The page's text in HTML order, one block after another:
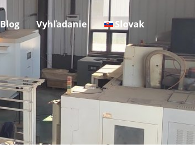
Blog Vyhľadanie Slovak